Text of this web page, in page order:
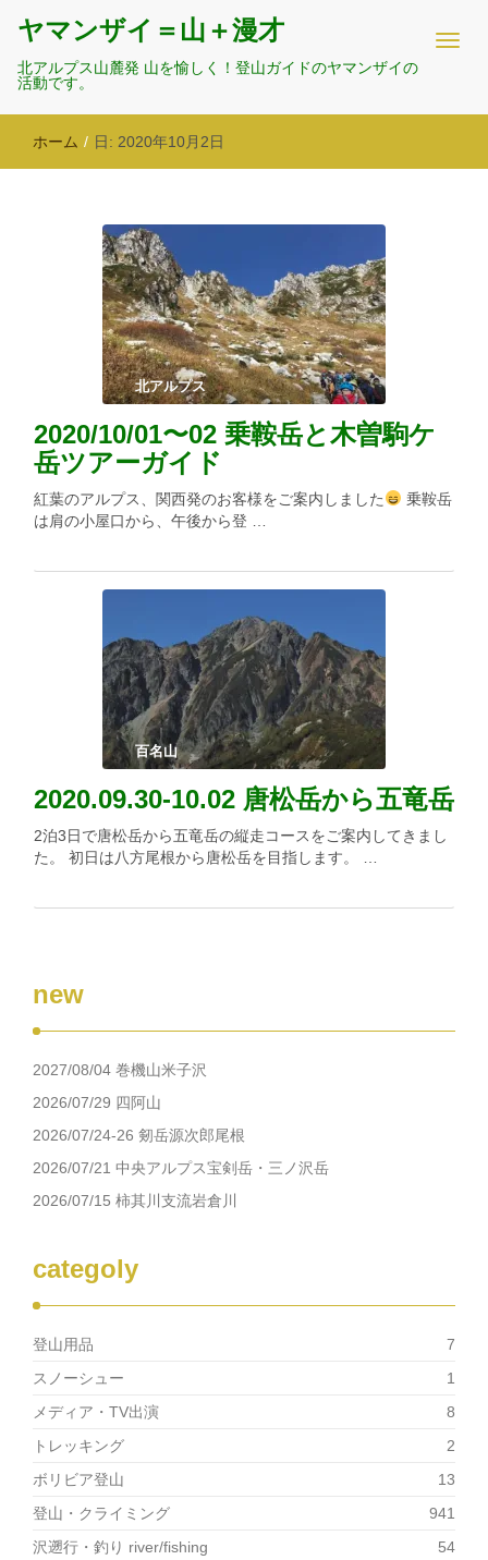
ヤマンザイ＝山＋漫才
北アルプス山麓発 山を愉しく！登山ガイドのヤマンザイの
活動です。
ホーム / 日: 2020年10月2日
北アルプス
2020/10/01〜02 乗鞍岳と木曽駒ケ
岳ツアーガイド
紅葉のアルプス、関西発のお客様をご案内しました
乗鞍岳
は肩の小屋口から、午後から登 …
百名山
2020.09.30-10.02 唐松岳から五竜岳
2泊3日で唐松岳から五竜岳の縦走コースをご案内してきまし
た。 初日は八方尾根から唐松岳を目指します。 …
new
2027/08/04 巻機山米子沢
2026/07/29 四阿山
2026/07/24-26 剱岳源次郎尾根
2026/07/21 中央アルプス宝剣岳・三ノ沢岳
2026/07/15 柿其川支流岩倉川
categoly
登山用品
7
スノーシュー
1
メディア・TV出演
8
トレッキング
2
ボリビア登山
13
登山・クライミング
941
沢遡行・釣り river/fishing
54